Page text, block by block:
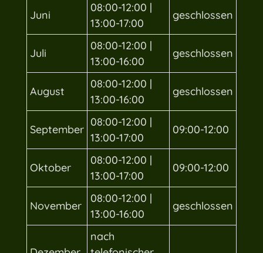
Juni
08:00-12:00 |
13:00-17:00
geschlossen
Juli
08:00-12:00 |
13:00-16:00
geschlossen
August
08:00-12:00 |
13:00-16:00
geschlossen
September
08:00-12:00 |
13:00-17:00
09:00-12:00
Oktober
08:00-12:00 |
13:00-17:00
09:00-12:00
November
08:00-12:00 |
13:00-16:00
geschlossen
nach